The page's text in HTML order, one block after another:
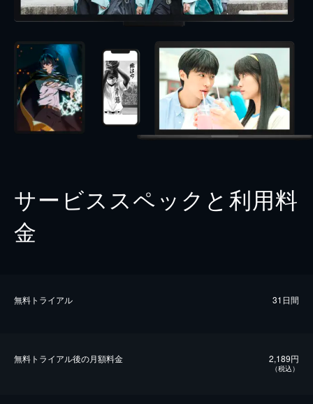
サービススペックと利用料
金
無料トライアル 31日間
無料トライアル後の⽉額料金 2,189円
（税込）